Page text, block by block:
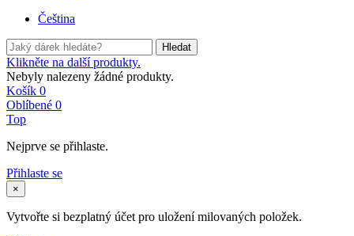
Čeština
Hledat
Klikněte na další produkty.
Nebyly nalezeny žádné produkty.
Košík 0
Oblíbené 0
Top
Nejprve se přihlaste.
Přihlaste se
×
Vytvořte si bezplatný účet pro uložení milovaných položek.